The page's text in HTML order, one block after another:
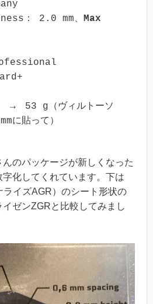
： 2.0 mm、
Max
→　53 g（ヴィルトーソ
に貼って）
のパッケージが新しくなった
化してくれています。下は
ライズAGR）のシート形状の
ゼンZGRと比較してみまし